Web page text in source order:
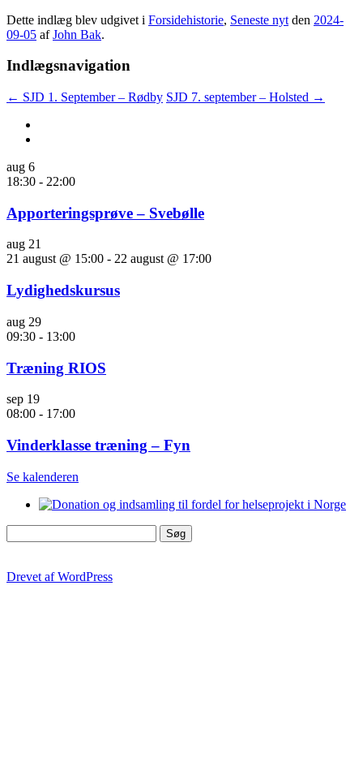
Dette indlæg blev udgivet i Forsidehistorie, Seneste nyt den 2024-
09-05 afJohn Bak.
Indlægsnavigation
← SJD 1. September – Rødby SJD 7. september – Holsted →
aug 6
18:30 - 22:00
Apporteringsprøve – Svebølle
aug 21
21 august @ 15:00 - 22 august @ 17:00
Lydighedskursus
aug 29
09:30 - 13:00
Træning RIOS
sep 19
08:00 - 17:00
Vinderklasse træning – Fyn
Se kalenderen
efter:
Drevet af WordPress